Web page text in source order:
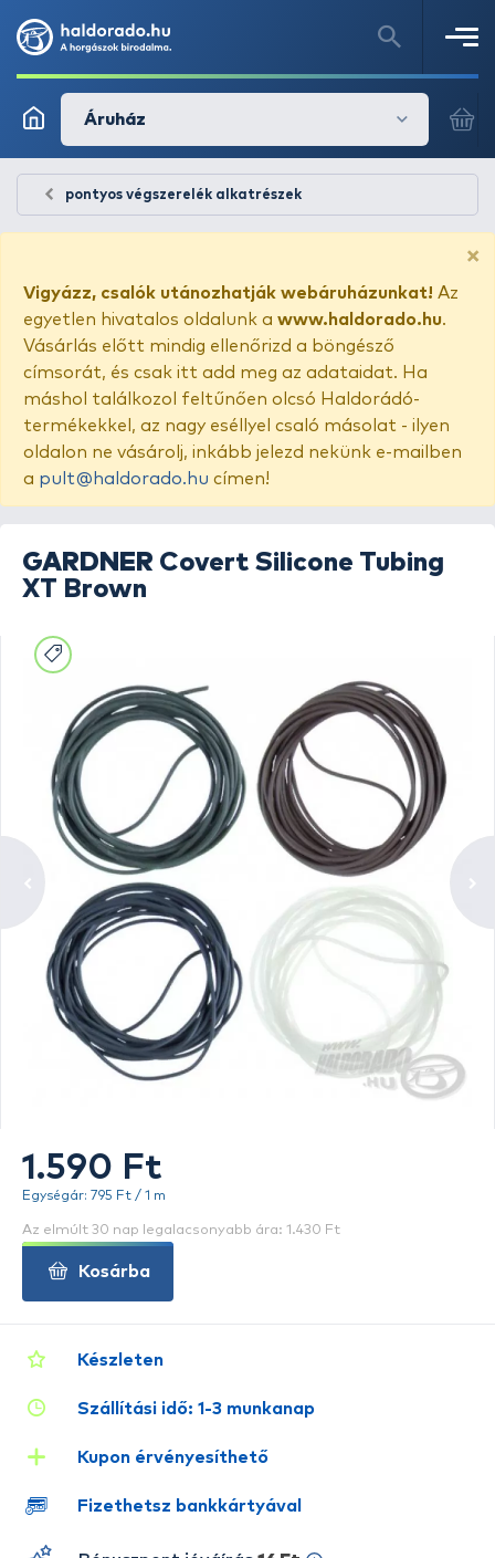
Áruház
pontyos végszerelék alkatrészek
×
Vigyázz, csalók utánozhatják webáruházunkat! Az
egyetlen hivatalos oldalunk a www.haldorado.hu.
Vásárlás előtt mindig ellenőrizd a böngésző
címsorát, és csak itt add meg az adataidat. Ha
máshol találkozol feltűnően olcsó Haldorádó-
termékekkel, az nagy eséllyel csaló másolat - ilyen
oldalon ne vásárolj, inkább jelezd nekünk e-mailben
a pult@haldorado.hu címen!
GARDNER Covert Silicone Tubing
XT Brown
Készleten
Szállítási idő: 1-3 munkanap
Kupon érvényesíthető
Fizethetsz bankkártyával
1.590 Ft
Egységár: 795 Ft / 1 m
Az elmúlt 30 nap legalacsonyabb ára: 1.430 Ft
Kosárba